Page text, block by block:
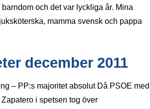
och det var lyckliga år. Mina
mamma svensk och pappa
december 2011
– PP:s majoritet absolut Då PSOE med
i spetsen tog över